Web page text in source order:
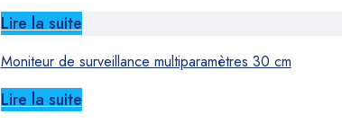
Lire la suite
Moniteur de surveillance multiparamètres 30 cm
Lire la suite